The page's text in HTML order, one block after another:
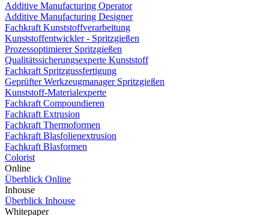
Additive Manufacturing Operator
Additive Manufacturing Designer
Fachkraft Kunststoffverarbeitung
Kunststoffentwickler - Spritzgießen
Prozessoptimierer Spritzgießen
Qualitätssicherungsexperte Kunststoff
Fachkraft Spritzgussfertigung
Geprüfter Werkzeugmanager Spritzgießen
Kunststoff-Materialexperte
Fachkraft Compoundieren
Fachkraft Extrusion
Fachkraft Thermoformen
Fachkraft Blasfolienextrusion
Fachkraft Blasformen
Colorist
Online
Überblick Online
Inhouse
Überblick Inhouse
Whitepaper